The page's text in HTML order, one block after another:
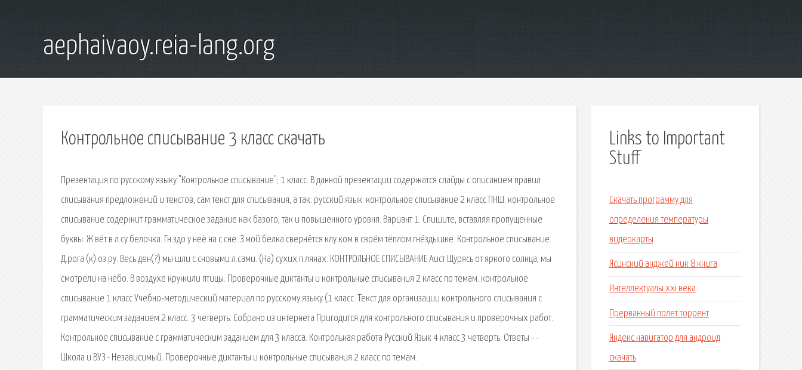
aephaivaoy.reia-lang.org
Контрольное списывание 3 класс скачать
Презентация по русскому языку "Контрольное списывание"; 1 класс. В данной презентации содержатся слайды с описанием правил
списывания предложений и текстов, сам текст для списывания, а так. русский язык. контрольное списывание 2 класс ПНШ. контрольное
списывание содержит грамматическое задание как базого, так и повышенного уровня. Вариант 1. Спишите, вставляя пропущенные
буквы. Ж.вёт в л.су белочка. Гн.здо у неё на с.сне. З.мой белка свернётся клу.ком в своём тёплом гнёздышке. Контрольное списывание.
Д.рога (к) оз.ру. Весь ден(?) мы шли с.сновыми л.сами. (На) сухих п.лянах. КОНТРОЛЬНОЕ СПИСЫВАНИЕ Аист Щурясь от яркого солнца, мы
смотрели на небо. В воздухе кружили птицы. Проверочные диктанты и контрольные списывания 2 класс по темам. контрольное
списывание 1 класс Учебно-методический материал по русскому языку (1 класс. Текст для организации контрольного списывания с
грамматическим заданием.2 класс. 3 четверть. Собрано из интернета Пригодится для контрольного списывания и проверочных работ.
Контрольное списывание с грамматическим заданием для 3 класса. Контрольная работа Русский Язык 4 класс 3 четверть. Ответы - -
Школа и ВУЗ - Независимый. Проверочные диктанты и контрольные списывания 2 класс по темам.
Links to Important
Stuff
Скачать программу для
определения температуры
видеокарты
Ясинский анджей ник 8 книга
Интеллектуалы xxi века
Прерванный полет торрент
Яндекс навигатор для андроид
скачать